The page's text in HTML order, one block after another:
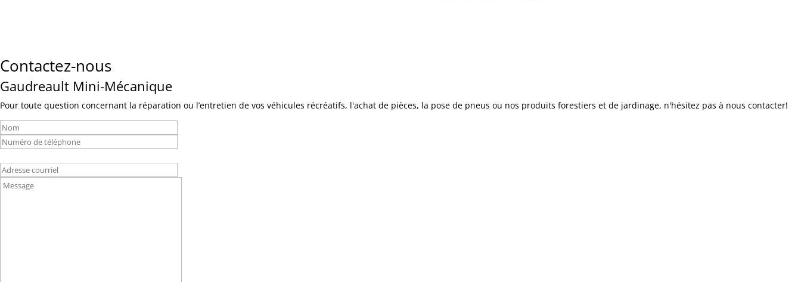
Contactez-nous
Gaudreault Mini-Mécanique
Pour toute question concernant la réparation ou l’entretien de vos véhicules récréatifs, l'achat de pièces, la pose de pneus ou nos produits forestiers et de jardinage, n'hésitez pas à nous contacter!